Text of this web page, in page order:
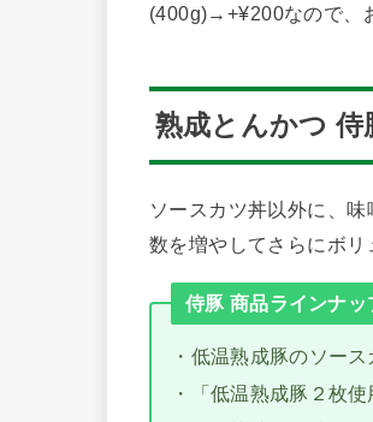
(400g)→+¥200なので、
熟成とんかつ
ソースカツ丼以外に、
数を増やしてさらにボリ
侍豚 商品ラインナッ
・低温熟成豚のソー
・「低温熟成豚２枚